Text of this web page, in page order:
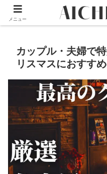
本サイトはプロモ
カップル・夫婦で
リスマスにおすす
メニュー